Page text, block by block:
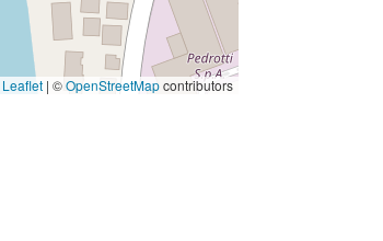
Leaflet | ©OpenStreetMapcontributors